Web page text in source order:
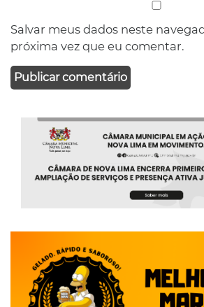
Salvar meus dados neste
próxima vez que eu comentar.